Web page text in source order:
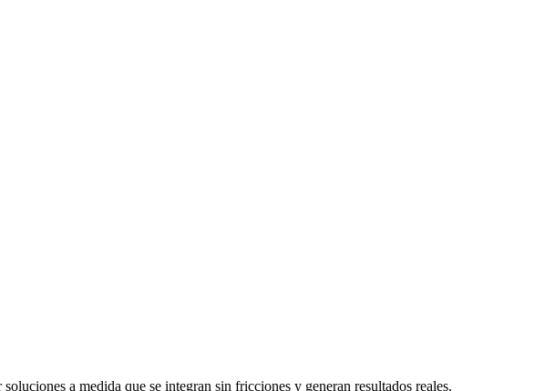
a medida que se integran sin fricciones y generan resultados reales.